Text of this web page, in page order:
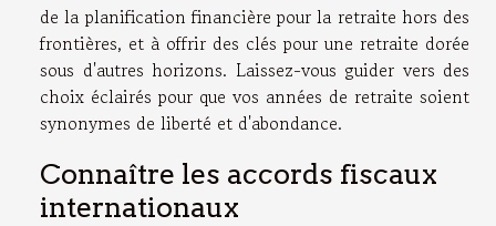
de la planification financière pour la retraite hors des
frontières, et à offrir des clés pour une retraite dorée
sous d'autres horizons. Laissez-vous guider vers des
choix éclairés pour que vos années de retraite soient
synonymes de liberté et d'abondance.
Connaître les accords fiscaux
internationaux